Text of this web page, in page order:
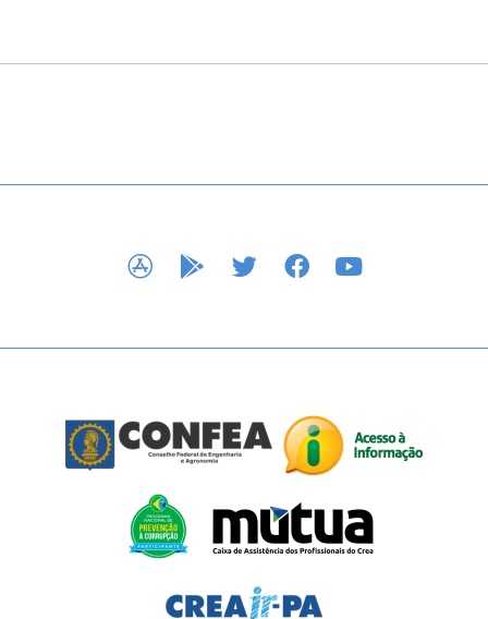
APP STOREGOOGLE PLAY
TWITTERFACEBOOK